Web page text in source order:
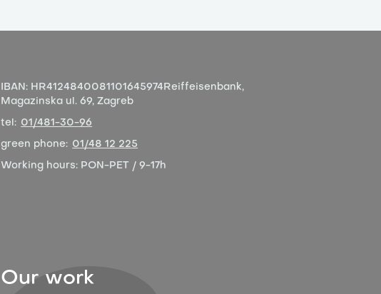
IBAN: HR4124840081101645974 Reiffeisenbank,
Magazinska ul. 69, Zagreb
tel: 01/481-30-96
green phone: 01/48 12 225
Working hours: PON-PET / 9-17h
Our work